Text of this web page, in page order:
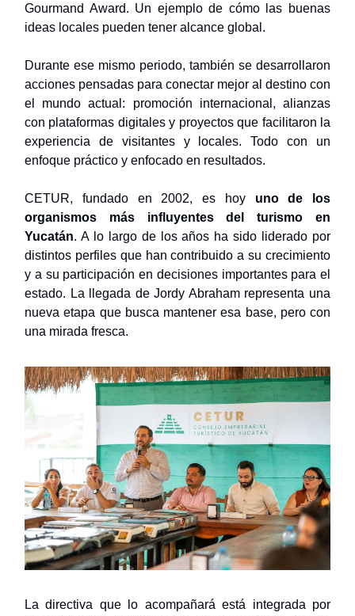
Gourmand Award. Un ejemplo de cómo las buenas
ideas locales pueden tener alcance global.
Durante ese mismo periodo, también se desarrollaron
acciones pensadas para conectar mejor al destino con
el mundo actual: promoción internacional, alianzas
con plataformas digitales y proyectos que facilitaron la
experiencia de visitantes y locales. Todo con un
enfoque práctico y enfocado en resultados.
CETUR, fundado en 2002, es hoy uno de los
organismos más influyentes del turismo en
Yucatán. A lo largo de los años ha sido liderado por
distintos perfiles que han contribuido a su crecimiento
y a su participación en decisiones importantes para el
estado. La llegada de Jordy Abraham representa una
nueva etapa que busca mantener esa base, pero con
una mirada fresca.
La directiva que lo acompañará está integrada por